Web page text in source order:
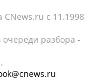
c 11.1998
разбора -